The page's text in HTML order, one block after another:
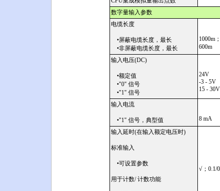
数字量输入参数
电缆长度
•屏蔽电缆长度，最长
•非屏蔽电缆长度，最长
1000m
600m
输入电压(DC)
•额定值
•"0" 信号
•"1" 信号
24V
-3 - 5V
15 - 30V
输入电流
•"1" 信号，典型值
8 mA
输入延时(在输入额定电压时)
标准输入
•可设置参数
用于计数/ 计数功能
√；0.1/